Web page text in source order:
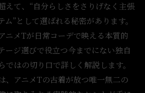
えて、“自分らしさをさりげなく主張
”として選ばれる秘密があります。
ニメTが日常コーデで映える本質的
ージ選びで役立つ今までにない独自
ではの切り口で詳しく解説します。
、アニメTの古着が放つ唯一無二の